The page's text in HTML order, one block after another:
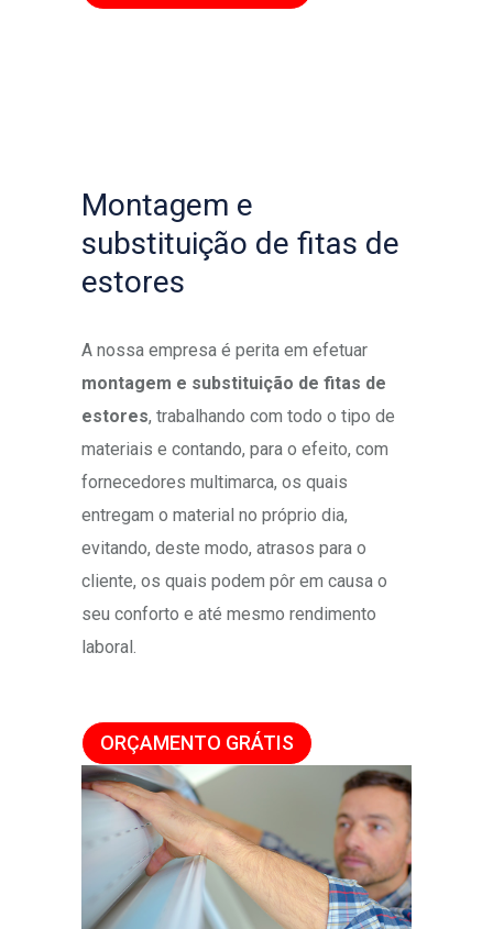
Montagem e
substituição de fitas de
estores
A nossa empresa é perita em efetuar
montagem e substituição de fitas de
estores, trabalhando com todo o tipo de
materiais e contando, para o efeito, com
fornecedores multimarca, os quais
entregam o material no próprio dia,
evitando, deste modo, atrasos para o
cliente, os quais podem pôr em causa o
seu conforto e até mesmo rendimento
laboral.
ORÇAMENTO GRÁTIS